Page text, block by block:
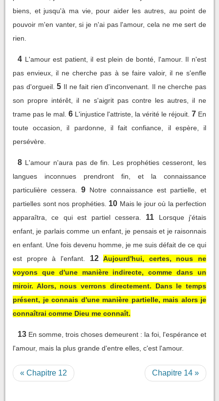
biens, et jusqu'à ma vie, pour aider les autres, au point de
pouvoir m'en vanter, si je n'ai pas l'amour, cela ne me sert de
rien.
4 L'amour est patient, il est plein de bonté, l'amour. Il n'est
pas envieux, il ne cherche pas à se faire valoir, il ne s'enfle
pas d'orgueil. 5 Il ne fait rien d'inconvenant. Il ne cherche pas
son propre intérêt, il ne s'aigrit pas contre les autres, il ne
trame pas le mal. 6 L'injustice l'attriste, la vérité le réjouit. 7 En
toute occasion, il pardonne, il fait confiance, il espère, il
persévère.
8 L'amour n'aura pas de fin. Les prophéties cesseront, les
langues inconnues prendront fin, et la connaissance
particulière cessera.
9 Notre connaissance est partielle, et
partielles sont nos prophéties. 10 Mais le jour où la perfection
apparaîtra, ce qui est partiel cessera.
11
Lorsque j'étais
enfant, je parlais comme un enfant, je pensais et je raisonnais
en enfant. Une fois devenu homme, je me suis défait de ce qui
est propre à l'enfant.
12
Aujourd'hui, certes, nous ne
voyons que d'une manière indirecte, comme dans un
miroir. Alors, nous verrons directement. Dans le temps
présent, je connais d'une manière partielle, mais alors je
connaîtrai comme Dieu me connaît.
13 En somme, trois choses demeurent : la foi, l'espérance et
l'amour, mais la plus grande d'entre elles, c'est l'amour.
« Chapitre 12 Chapitre 14 »